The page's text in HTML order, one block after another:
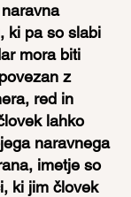
ki pa so slabi
mora biti
z
red in
lahko
naravnega
imetje so
ki jim človek